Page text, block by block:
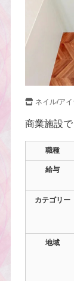
ネイル/ア
商業施設
職種
給与
カテゴリー
地域